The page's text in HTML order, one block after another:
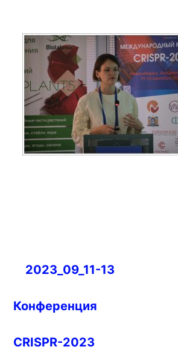
Навигация
записям
2023_09_11-13
Конференция
CRISPR-2023